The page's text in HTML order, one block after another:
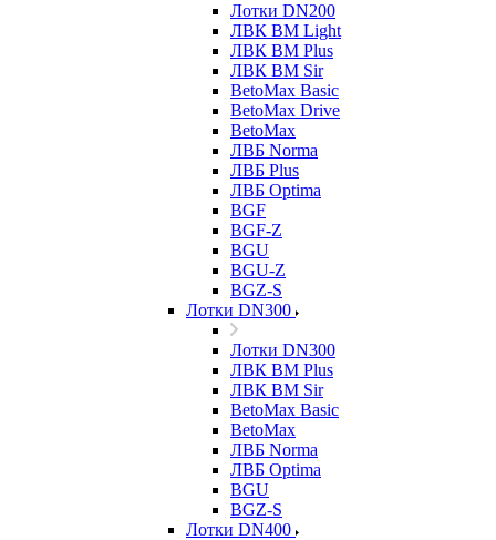
Лотки DN200
ЛВК ВМ Light
ЛВК ВМ Plus
ЛВК ВМ Sir
BetoMax Basic
BetoMax Drive
BetoMax
ЛВБ Norma
ЛВБ Plus
ЛВБ Optima
BGF
BGF-Z
BGU
BGU-Z
BGZ-S
Лотки DN300
Лотки DN300
ЛВК ВМ Plus
ЛВК ВМ Sir
BetoMax Basic
BetoMax
ЛВБ Norma
ЛВБ Optima
BGU
BGZ-S
Лотки DN400